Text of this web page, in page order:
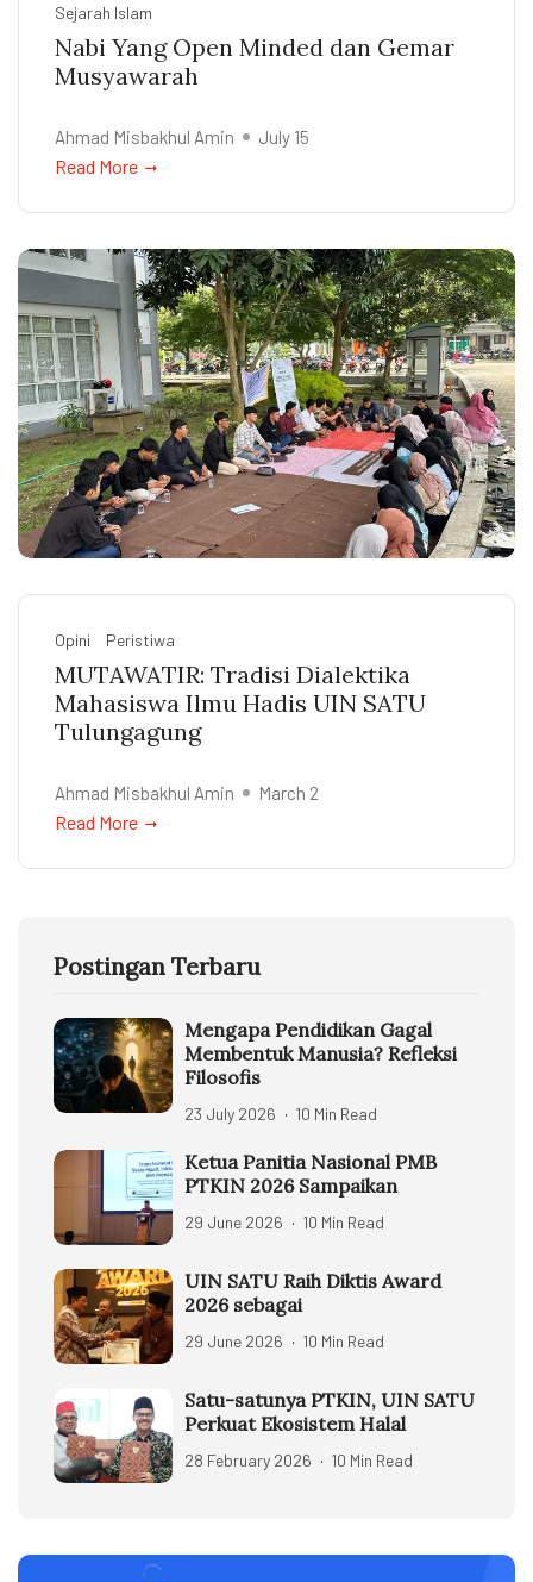
Sejarah Islam
Nabi Yang Open Minded dan Gemar
Musyawarah
Ahmad Misbakhul Amin July 15
Read More
Opini Peristiwa
MUTAWATIR: Tradisi Dialektika
Mahasiswa Ilmu Hadis UIN SATU
Tulungagung
Ahmad Misbakhul Amin March 2
Read More
Postingan Terbaru
Mengapa Pendidikan Gagal
Membentuk Manusia? Refleksi
Filosofis
23 July 2026 10 Min Read
Ketua Panitia Nasional PMB
PTKIN 2026 Sampaikan
29 June 2026 10 Min Read
UIN SATU Raih Diktis Award
2026 sebagai
29 June 2026 10 Min Read
Satu-satunya PTKIN, UIN SATU
Perkuat Ekosistem Halal
28 February 2026 10 Min Read